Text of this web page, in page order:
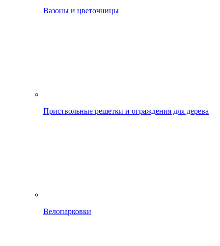
Вазоны и цветочницы
Приствольные решетки и ограждения для дерева
Велопарковки